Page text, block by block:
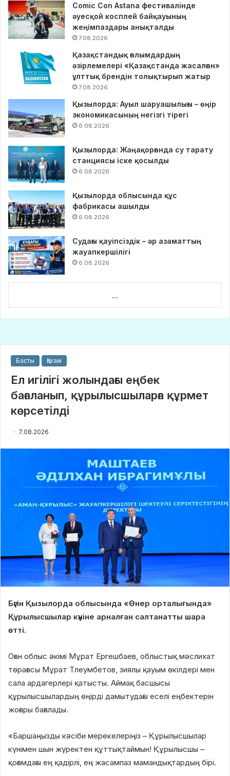
Comic Con Astana фестивалінде
әуесқой косплей байқауының
жеңімпаздары анықталды
7.08.2026
Қазақстандық ғалымдардың
әзірлемелері «Қазақстанда жасалған»
ұлттық брендін толықтырып жатыр
7.08.2026
Қызылорда: Ауыл шаруашылығы – өңір
экономикасының негізгі тірегі
6.08.2026
Қызылорда: Жаңақорғанда су тарату
станциясы іске қосылды
6.08.2026
Қызылорда облысында құс
фабрикасы ашылды
6.08.2026
Судағы қауіпсіздік – әр азаматтың
жауапкершілігі
6.08.2026
...